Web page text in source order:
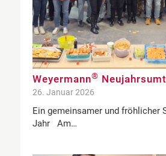
Weyermann®
26. Januar 2026
Ein gemeinsamer und fröhlicher
Jahr Am…